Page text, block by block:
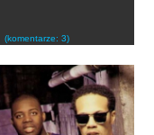
(komentarze: 3)